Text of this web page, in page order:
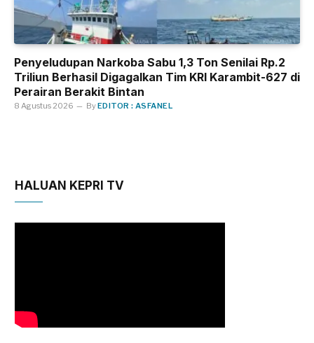
Penyeludupan Narkoba Sabu 1,3 Ton Senilai Rp.2
Triliun Berhasil Digagalkan Tim KRI Karambit-627 di
Perairan Berakit Bintan
8 Agustus 2026 ByEDITOR : ASFANEL
HALUAN KEPRI TV